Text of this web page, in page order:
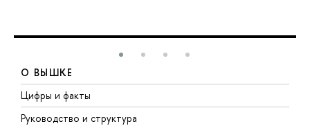
О ВЫШКЕ
Цифры и факты
Руководство и структура